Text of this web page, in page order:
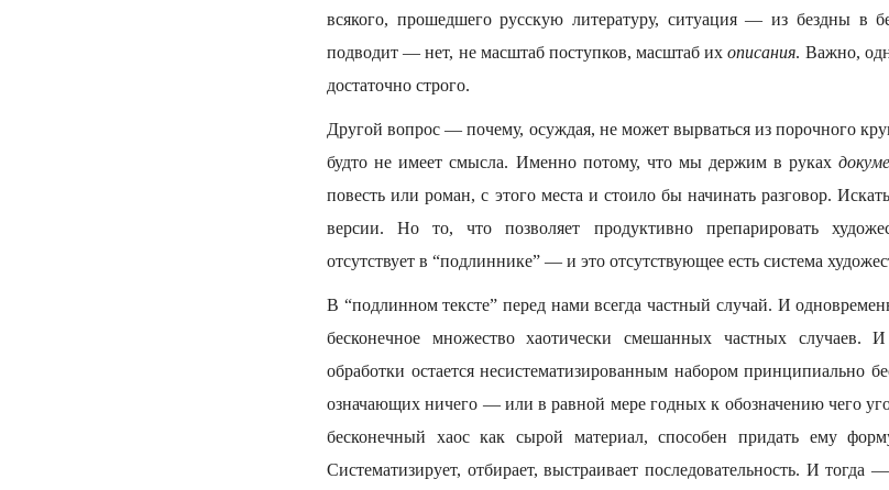
всякого, прошедшего русскую литературу, ситуация — из бездны в
подводит — нет, не масштаб поступков, масштаб ихописания. Важно,
достаточно строго.
Другой вопрос — почему, осуждая, не может вырваться из порочного
будто не имеет смысла. Именно потому, что мы держим в руках
повесть или роман, с этого места и стоило бы начинать разговор.
версии. Но то, что позволяет продуктивно препарировать
отсутствует в “подлиннике” — и это отсутствующее есть система
В “подлинном тексте” перед нами всегда частный случай. И
бесконечное множество хаотически смешанных частных случаев.
обработки остается несистематизированным набором принципиально
означающих ничего — или в равной мере годных к обозначению чего
бесконечный хаос как сырой материал, способен придать ему
Систематизирует, отбирает, выстраивает последовательность. И